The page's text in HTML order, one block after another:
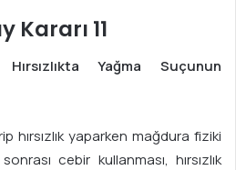
Kararı 11
Yağma Suçunun
hırsızlık yaparken mağdura fiziki
cebir kullanması, hırsızlık